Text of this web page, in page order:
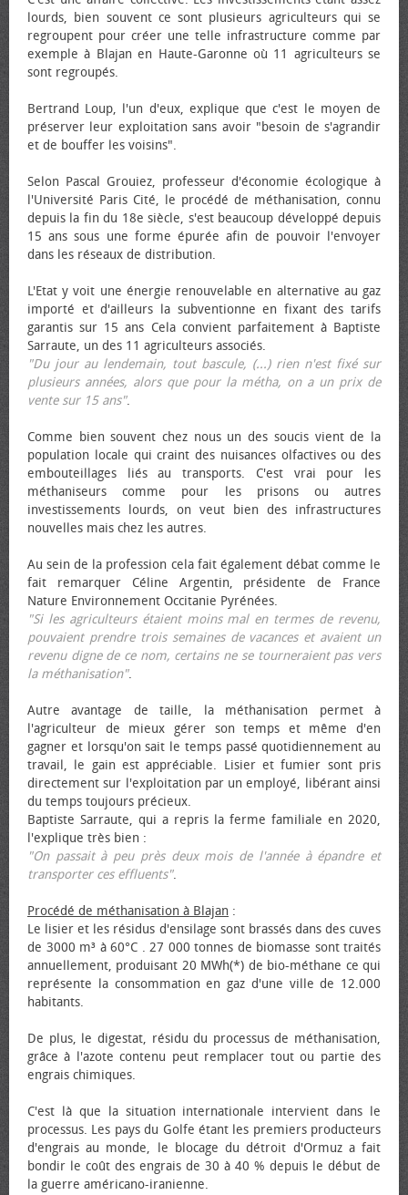
lourds, bien souvent ce sont plusieurs agriculteurs qui se
regroupent pour créer une telle infrastructure comme par
exemple à Blajan en Haute-Garonne où 11 agriculteurs se
sont regroupés.
Bertrand Loup, l'un d'eux, explique que c'est le moyen de
préserver leur exploitation sans avoir "besoin de s'agrandir
et de bouffer les voisins".
Selon Pascal Grouiez, professeur d'économie écologique à
l'Université Paris Cité, le procédé de méthanisation, connu
depuis la fin du 18e siècle, s'est beaucoup développé depuis
15 ans sous une forme épurée afin de pouvoir l'envoyer
dans les réseaux de distribution.
L'Etat y voit une énergie renouvelable en alternative au gaz
importé et d'ailleurs la subventionne en fixant des tarifs
garantis sur 15 ans Cela convient parfaitement à Baptiste
Sarraute, un des 11 agriculteurs associés.
"Du jour au lendemain, tout bascule, (...) rien n'est fixé sur
plusieurs années, alors que pour la métha, on a un prix de
vente sur 15 ans".
Comme bien souvent chez nous un des soucis vient de la
population locale qui craint des nuisances olfactives ou des
embouteillages liés au transports. C'est vrai pour les
méthaniseurs comme pour les prisons ou autres
investissements lourds, on veut bien des infrastructures
nouvelles mais chez les autres.
Au sein de la profession cela fait également débat comme le
fait remarquer Céline Argentin, présidente de France
Nature Environnement Occitanie Pyrénées.
"Si les agriculteurs étaient moins mal en termes de revenu,
pouvaient prendre trois semaines de vacances et avaient un
revenu digne de ce nom, certains ne se tourneraient pas vers
la méthanisation".
Autre avantage de taille, la méthanisation permet à
l'agriculteur de mieux gérer son temps et même d'en
gagner et lorsqu'on sait le temps passé quotidiennement au
travail, le gain est appréciable. Lisier et fumier sont pris
directement sur l'exploitation par un employé, libérant ainsi
du temps toujours précieux.
Baptiste Sarraute, qui a repris la ferme familiale en 2020,
l'explique très bien :
"On passait à peu près deux mois de l'année à épandre et
transporter ces effluents".
Procédé de méthanisation à Blajan :
Le lisier et les résidus d'ensilage sont brassés dans des cuves
de 3000 m³ à 60°C . 27 000 tonnes de biomasse sont traités
annuellement, produisant 20 MWh(*) de bio-méthane ce qui
représente la consommation en gaz d'une ville de 12.000
habitants.
De plus, le digestat, résidu du processus de méthanisation,
grâce à l'azote contenu peut remplacer tout ou partie des
engrais chimiques.
C'est là que la situation internationale intervient dans le
processus. Les pays du Golfe étant les premiers producteurs
d'engrais au monde, le blocage du détroit d'Ormuz a fait
bondir le coût des engrais de 30 à 40 % depuis le début de
la guerre américano-iranienne.